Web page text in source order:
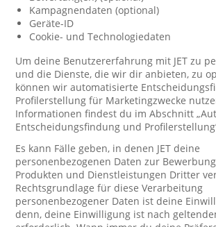
Kampagnendaten (optional)
Geräte-ID
Cookie- und Technologiedaten
Um deine Benutzererfahrung mit JET zu
und die Dienste, die wir dir anbieten, zu
können wir automatisierte
Profilerstellung für Marketingzwecke
Informationen findest du im Abschnitt
Entscheidungsfindung und
Es kann Fälle geben, in denen JET deine
personenbezogenen Daten zur
Produkten und Dienstleistungen Dritter
Rechtsgrundlage für diese Verarbeitung
personenbezogener Daten ist deine
denn, deine Einwilligung ist nach